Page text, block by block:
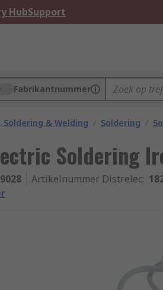
HubSupport
Fabrikantnummer
Soldering & Welding / Soldering /
Soldering
Artikelnummer Distrelec: